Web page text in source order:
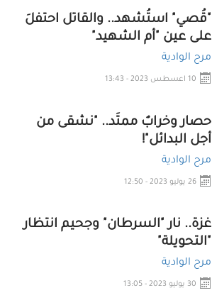
"قُصي" استُشهد.. والقاتل احتفلَ
على عين "أم الشهيد"
مرح الوادية
10 اعسطس 2023 - 13:43
حصار وخرابٌ ممتَد.. "نشقى من
أجل البدائل"!
مرح الوادية
26 يوليو 2023 - 12:50
غزة.. نار "السرطان" وجحيم انتظار
"التحويلة"
مرح الوادية
30 يوليو 2023 - 13:05